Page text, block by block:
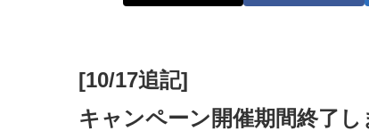
[10/17追記]
キャンペーン開催期間終了し